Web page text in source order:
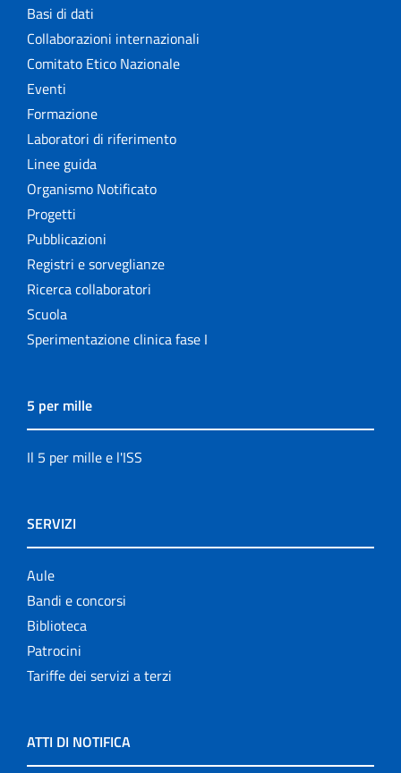
Basi di dati
Collaborazioni internazionali
Comitato Etico Nazionale
Eventi
Formazione
Laboratori di riferimento
Linee guida
Organismo Notificato
Progetti
Pubblicazioni
Registri e sorveglianze
Ricerca collaboratori
Scuola
Sperimentazione clinica fase I
5 per mille
Il 5 per mille e l'ISS
SERVIZI
Aule
Bandi e concorsi
Biblioteca
Patrocini
Tariffe dei servizi a terzi
ATTI DI NOTIFICA